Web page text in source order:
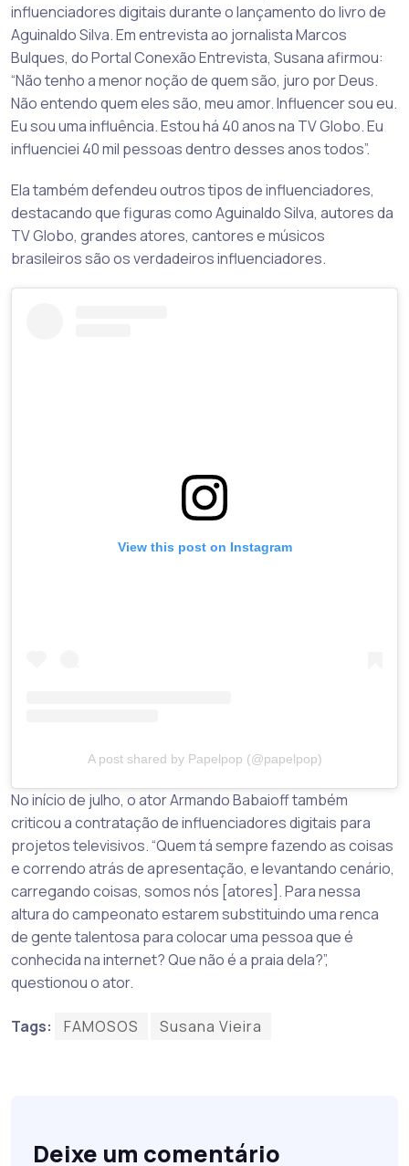
influenciadores digitais durante o lançamento do livro de
Aguinaldo Silva. Em entrevista ao jornalista Marcos
Bulques, do Portal Conexão Entrevista, Susana afirmou:
“Não tenho a menor noção de quem são, juro por Deus.
Não entendo quem eles são, meu amor. Influencer sou eu.
Eu sou uma influência. Estou há 40 anos na TV Globo. Eu
influenciei 40 mil pessoas dentro desses anos todos”.
Ela também defendeu outros tipos de influenciadores,
destacando que figuras como Aguinaldo Silva, autores da
TV Globo, grandes atores, cantores e músicos
brasileiros são os verdadeiros influenciadores.
View this post on Instagram
A post shared by Papelpop (@papelpop)
No início de julho, o ator Armando Babaioff também
criticou a contratação de influenciadores digitais para
projetos televisivos. “Quem tá sempre fazendo as coisas
e correndo atrás de apresentação, e levantando cenário,
carregando coisas, somos nós [atores]. Para nessa
altura do campeonato estarem substituindo uma renca
de gente talentosa para colocar uma pessoa que é
conhecida na internet? Que não é a praia dela?”,
questionou o ator.
Tags: FAMOSOS Susana Vieira
Deixe um comentário